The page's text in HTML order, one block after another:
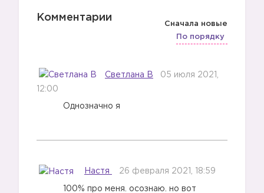
1️⃣
Комментарии
Сначала новые
По порядку
Светлана В 05 июля 2021,
12:00
Однозначно я
Настя 26 февраля 2021, 18:59
100% про меня. осознаю. но вот